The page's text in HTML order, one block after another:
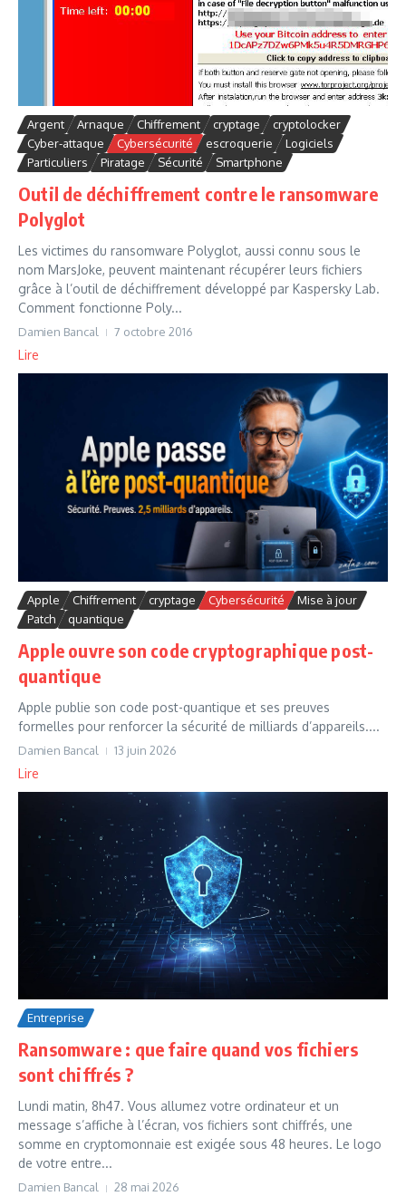
Argent Arnaque Chiffrement cryptage
cryptolocker
Cyber-attaque
Cybersécurité escroquerie
Logiciels
Particuliers
Piratage Sécurité Smartphone
Outil de déchiffrement contre le ransomware
Polyglot
Les victimes du ransomware Polyglot, aussi connu sous le
nom MarsJoke, peuvent maintenant récupérer leurs fichiers
grâce à l’outil de déchiffrement développé par Kaspersky Lab.
Comment fonctionne Poly...
Damien Bancal 7 octobre 2016
Lire
Apple Chiffrement cryptage Cybersécurité
Mise à jour
Patch
quantique
Apple ouvre son code cryptographique post-
quantique
Apple publie son code post-quantique et ses preuves
formelles pour renforcer la sécurité de milliards d’appareils....
Damien Bancal 13 juin 2026
Lire
Entreprise
Ransomware : que faire quand vos fichiers
sont chiffrés ?
Lundi matin, 8h47. Vous allumez votre ordinateur et un
message s’affiche à l’écran, vos fichiers sont chiffrés, une
somme en cryptomonnaie est exigée sous 48 heures. Le logo
de votre entre...
Damien Bancal 28 mai 2026